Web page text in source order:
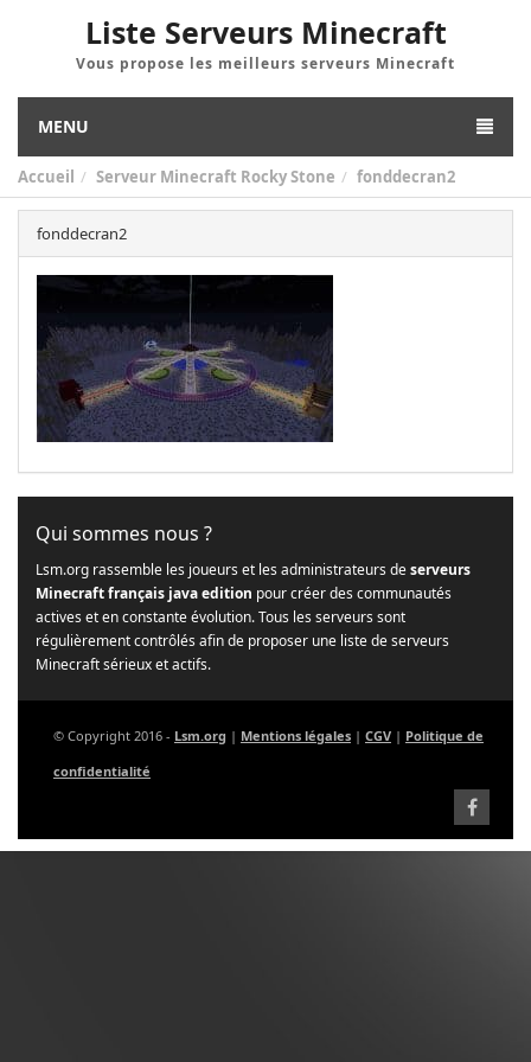
Liste Serveurs Minecraft
Vous propose les meilleurs serveurs Minecraft
MENU
Accueil Serveur Minecraft Rocky Stone fonddecran2
fonddecran2
Qui sommes nous ?
Lsm.org rassemble les joueurs et les administrateurs deserveurs
Minecraft français java edition pour créer des communautés
actives et en constante évolution. Tous les serveurs sont
régulièrement contrôlés afin de proposer une liste de serveurs
Minecraft sérieux et actifs.
© Copyright 2016 - Lsm.org | Mentions légales | CGV | Politique de
confidentialité